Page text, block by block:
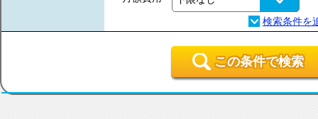
この条件で検索